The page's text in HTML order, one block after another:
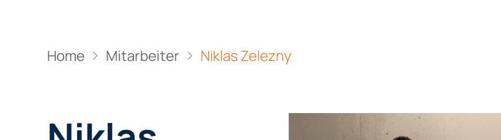
Home Mitarbeiter Niklas Zelezny